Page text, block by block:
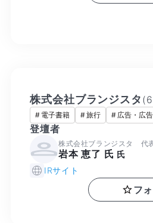
株式会社ブランジスタ (
# 電子書籍 #旅行 # 広告・広
登壇者
株式会社ブランジスタ 代
岩本 恵了 氏 氏
IRサイト
フ